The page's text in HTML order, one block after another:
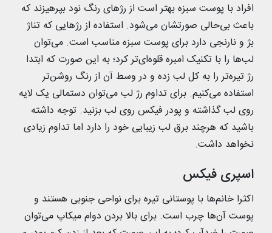
افراد با پوست سبزه بهتر است از رژهای رنگ نود بپرهیزند که
باعث بی‌حالی صورتشان می‌شود. استفاده از رژهایی که تناژ
بژ و نارنجی دارد برای پوست سبزه مناسب است. می‌توان
لب‌ها را با تکنیک امبره قلوه‌ای‌تر کرد؛ به این صورت که ابتدا
رژ تیره‌تر را به کل لب زده و در وسط آن از رنگ روشن‌تر
استفاده می‌کنیم. برای تداوم رژ لب می‌توان دستمالی یک لایه
روی لب گذاشته و پودر فیکس روی لب بزنید. توجه داشته
باشید که هرچند برق لب زیبایی خود را دارد اما تداوم زیادی
نخواهد داشت.
اسپری فیکس
اکثرا خانم‌ها با پوستانی تیره برای نواحی جنوبی هستند و
پوست آن‌ها چرب است. برای بالا بردن دوام میکاپ می‌توان